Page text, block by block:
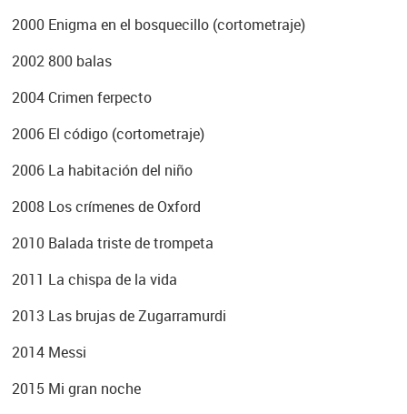
2000 Enigma en el bosquecillo (cortometraje)
2002 800 balas
2004 Crimen ferpecto
2006 El código (cortometraje)
2006 La habitación del niño
2008 Los crímenes de Oxford
2010 Balada triste de trompeta
2011 La chispa de la vida
2013 Las brujas de Zugarramurdi
2014 Messi
2015 Mi gran noche